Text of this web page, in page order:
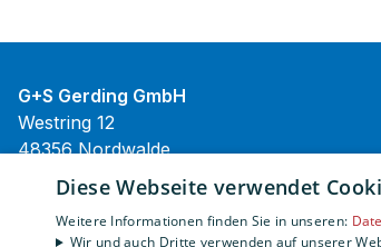
G+S Gerding GmbH
Westring 12
48356 Nordwalde
E-Mail:
info@gs-gerding.de
Fax: 025739204322
Diese Webseite verwendet
Weitere Informationen finden Sie in unseren:
Wir und auch Dritte verwenden auf unserer